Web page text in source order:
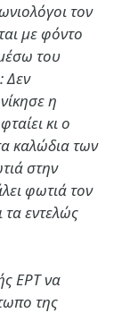
τον
με φόντο
του
Δεν
η
κι ο
καλώδια των
στην
φωτιά τον
τα εντελώς
ΕΡΤ να
της